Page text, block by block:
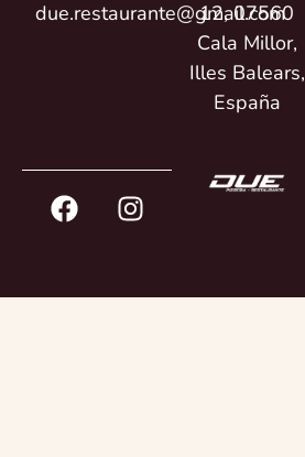
due.restaurante@gmail.com
12, 07560
Cala Millor,
Illes Balears,
España